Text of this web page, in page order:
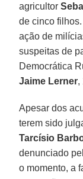
agricultor
de cinco
ação de
suspeitas de
Democrática
Jaime Lerner,
Apesar dos
terem sido
Tarcísio
denunciado
o momento, a